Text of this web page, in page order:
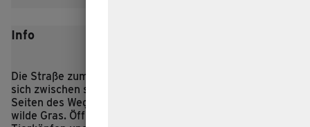
Info
Die Straße zum eisenzeitlichen Dorf Lethra schlängelt
sich zwischen sanften Hügeln hindurch, und zu beiden
Seiten des Weges mampfen die Schafe des Dorfes das
wilde Gras. Öffnen Sie das Holztor mit den geschnitzten